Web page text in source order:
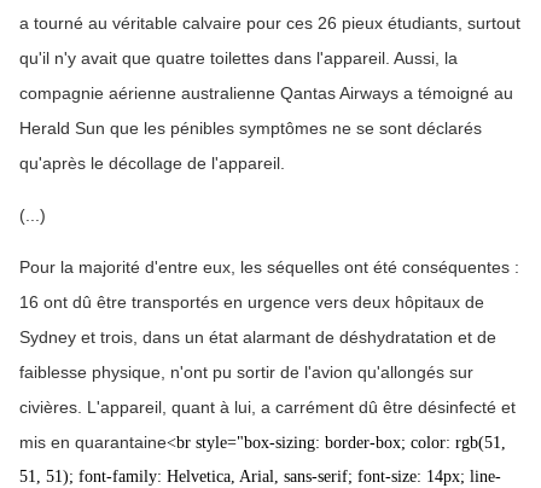
a tourné au véritable calvaire pour ces 26 pieux étudiants, surtout
qu'il n'y avait que quatre toilettes dans l'appareil. Aussi, la
compagnie aérienne australienne Qantas Airways a témoigné au
Herald Sun que les pénibles symptômes ne se sont déclarés
qu'après le décollage de l'appareil.
(...)
Pour la majorité d'entre eux, les séquelles ont été conséquentes :
16 ont dû être transportés en urgence vers deux hôpitaux de
Sydney et trois, dans un état alarmant de déshydratation et de
faiblesse physique, n'ont pu sortir de l'avion qu'allongés sur
civières. L'appareil, quant à lui, a carrément dû être désinfecté et
mis en quarantaine<br style="box-sizing: border-box; color: rgb(51,
51, 51); font-family: Helvetica, Arial, sans-serif; font-size: 14px; line-